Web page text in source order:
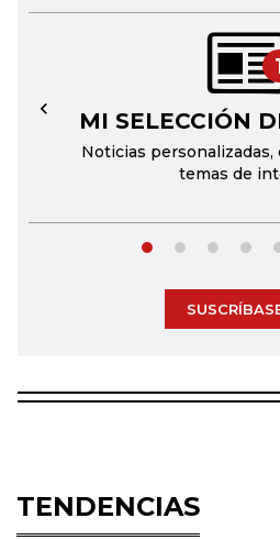
MI SELECCIÓN
Noticias personalizadas,
temas de
←
TENDENCIAS